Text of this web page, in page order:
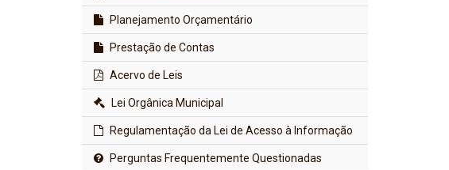
Planejamento Orçamentário
Prestação de Contas
Acervo de Leis
Lei Orgânica Municipal
Regulamentação da Lei de Acesso à Informação
Perguntas Frequentemente Questionadas